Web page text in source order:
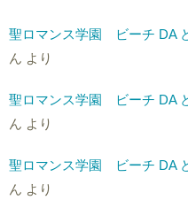
聖ロマンス学園 ビーチ DA
ん より
聖ロマンス学園 ビーチ DA
ん より
聖ロマンス学園 ビーチ DA
ん より